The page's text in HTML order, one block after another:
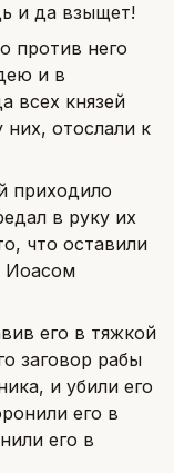
и да взыщет!
против него
и в
всех князей
отослали к
приходило
в руку их
что оставили
Иоасом
его в тяжкой
заговор рабы
и убили его
его в
его в